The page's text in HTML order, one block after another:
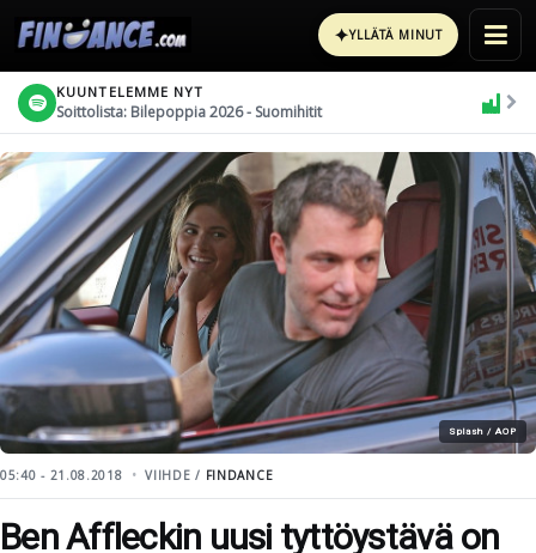
✦YLLÄTÄ MINUT
KUUNTELEMME NYT
Soittolista: Bilepoppia 2026 - Suomihitit
Splash / AOP
05:40 - 21.08.2018 VIIHDE / FINDANCE
Ben Affleckin uusi tyttöystävä on